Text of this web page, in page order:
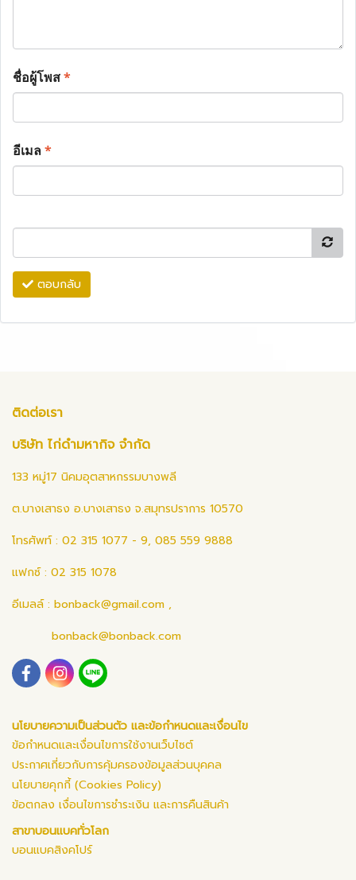
ชื่อผู้โพส*
อีเมล*
ตอบกลับ
ติดต่อเรา
บริษัท ไก่ดำมหากิจ จำกัด
133 หมู่17 นิคมอุตสาหกรรมบางพลี
ต.บางเสาธง อ.บางเสาธง จ.สมุทรปราการ 10570
โทรศัพท์ : 02 315 1077 - 9, 085 559 9888
แฟกซ์ : 02 315 1078
อีเมลล์ : bonback@gmail.com ,
bonback@bonback.com
นโยบายความเป็นส่วนตัว และข้อกำหนดและเงื่อนไข
ข้อกำหนดและเงื่อนไขการใช้งานเว็บไซต์
ประกาศเกี่ยวกับการคุ้มครองข้อมูลส่วนบุคคล
นโยบายคุกกี้ (Cookies Policy)
ข้อตกลง เงื่อนไขการชำระเงิน และการคืนสินค้า
สาขาบอนแบคทั่วโลก
บอนแบคสิงคโปร์